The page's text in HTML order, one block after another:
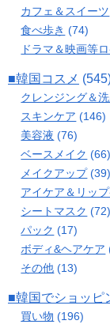
カフェ＆スイーツ
食べ歩き (74)
ドラマ＆映画等
■韓国コスメ
クレンジング＆
スキンケア (146)
美容液 (76)
ベースメイク (66)
メイクアップ(39)
アイケア＆リッ
シートマスク (72)
パック (17)
ボディ&ヘアケア
その他 (13)
■韓国でショッピ
買い物 (196)